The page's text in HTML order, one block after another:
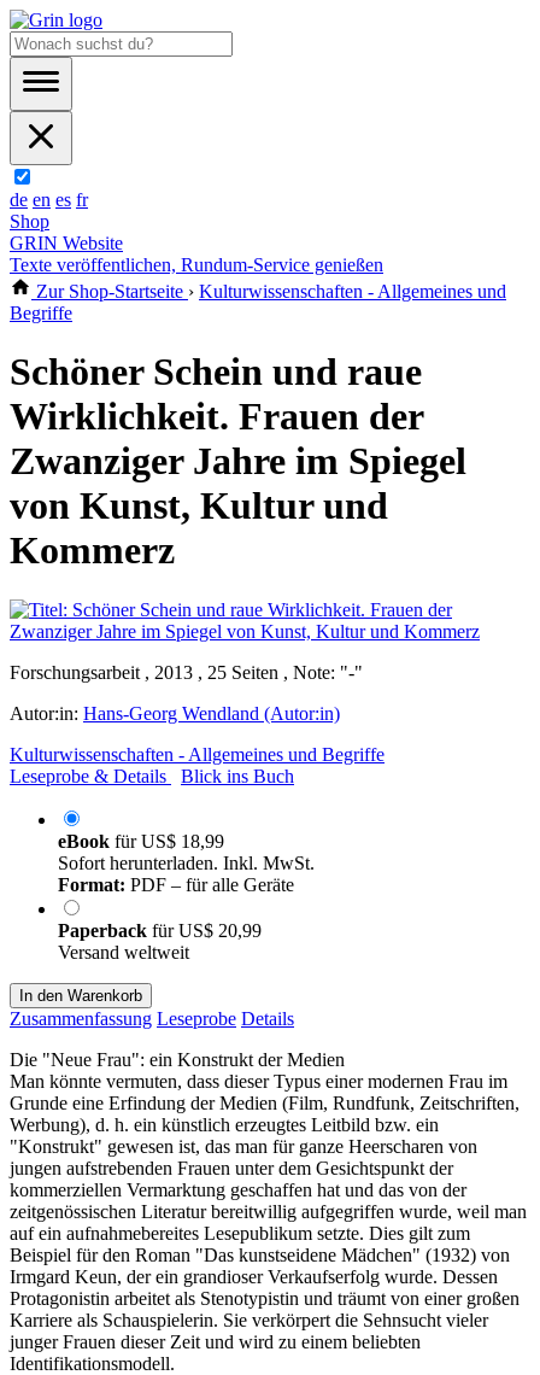
de en es fr
Shop
GRIN Website
Texte veröffentlichen, Rundum-Service genießen
Zur Shop-Startseite › Kulturwissenschaften - Allgemeines und
Begriffe
Schöner Schein und raue
Wirklichkeit. Frauen der
Zwanziger Jahre im Spiegel
von Kunst, Kultur und
Kommerz
Forschungsarbeit , 2013 , 25 Seiten , Note: "-"
Autor:in: Hans-Georg Wendland (Autor:in)
Kulturwissenschaften - Allgemeines und Begriffe
Leseprobe & Details
Blick ins Buch
eBook fürUS$ 18,99
Sofort herunterladen. Inkl. MwSt.
Format: PDF – für alle Geräte
Paperback fürUS$ 20,99
Versand weltweit
In den Warenkorb
Zusammenfassung Leseprobe Details
Die "Neue Frau": ein Konstrukt der Medien
Man könnte vermuten, dass dieser Typus einer modernen Frau im
Grunde eine Erfindung der Medien (Film, Rundfunk, Zeitschriften,
Werbung), d. h. ein künstlich erzeugtes Leitbild bzw. ein
"Konstrukt" gewesen ist, das man für ganze Heerscharen von
jungen aufstrebenden Frauen unter dem Gesichtspunkt der
kommerziellen Vermarktung geschaffen hat und das von der
zeitgenössischen Literatur bereitwillig aufgegriffen wurde, weil man
auf ein aufnahmebereites Lesepublikum setzte. Dies gilt zum
Beispiel für den Roman "Das kunstseidene Mädchen" (1932) von
Irmgard Keun, der ein grandioser Verkaufserfolg wurde. Dessen
Protagonistin arbeitet als Stenotypistin und träumt von einer großen
Karriere als Schauspielerin. Sie verkörpert die Sehnsucht vieler
junger Frauen dieser Zeit und wird zu einem beliebten
Identifikationsmodell.